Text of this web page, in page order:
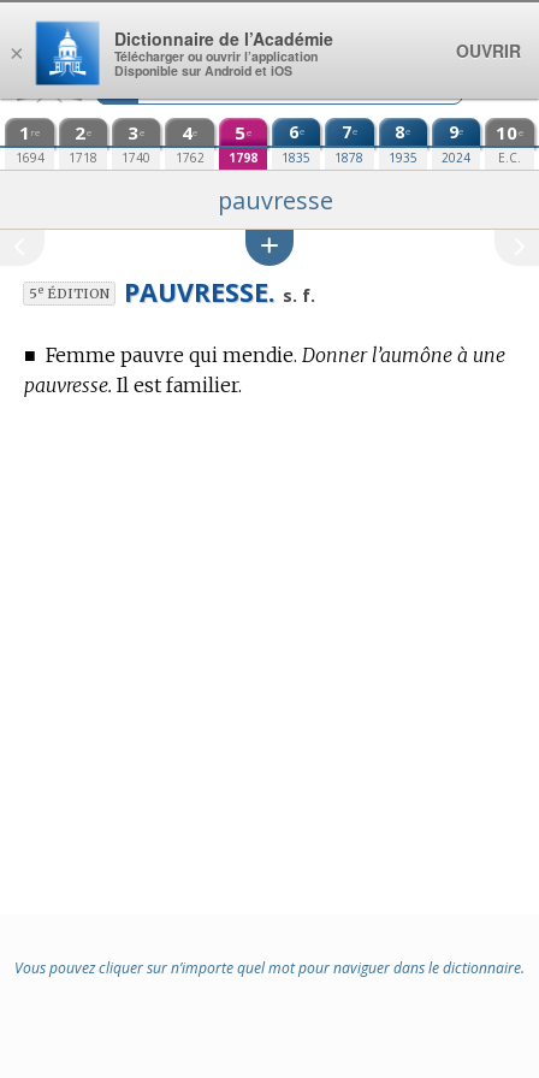
Aller au contenu
1 re
1694
2e
1718
3e
1740
4e
1762
5e
1798
6e
1835
7e
1878
8e
1935
9e
2024
10e
E.C.
pauvresse
5eÉDITION PAUVRESSE. s. f.
■ Femme pauvre qui mendie. Donner l’aumône à une
pauvresse. Il est familier.
Vous pouvez cliquer sur n’importe quel mot pour naviguer dans le dictionnaire.
×
Dictionnaire de l’Académie
Télécharger ou ouvrir l’application
Disponible sur Android et iOS
OUVRIR